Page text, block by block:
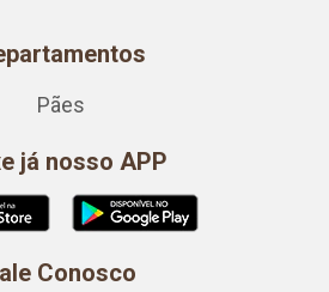
Pães
já nosso APP
Conosco